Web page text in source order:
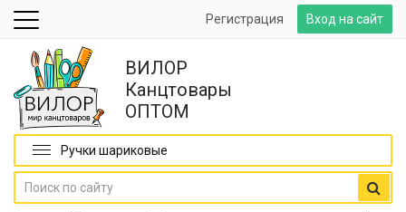
Вход на сайт
Регистрация
ВИЛОР
Канцтовары
ОПТОМ
Ручки шариковые